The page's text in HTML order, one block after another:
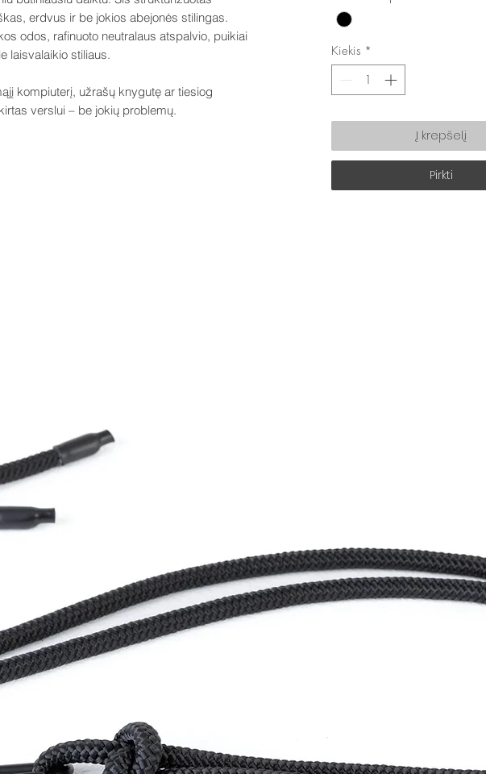
erdvus ir be jokios abejonės stilingas.
odos, rafinuoto neutralaus atspalvio, puikiai
laisvalaikio stiliaus.
kompiuterį, užrašų knygutę ar tiesiog
verslui – be jokių problemų.
Kiekis *
Į krepšelį
Pirkti